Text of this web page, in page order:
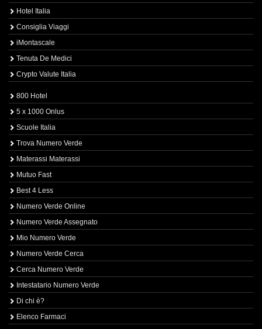
Hotel Italia
Consiglia Viaggi
iMontascale
Tenuta De Medici
Crypto Valute Italia
800 Hotel
5 x 1000 Onlus
Scuole Italia
Trova Numero Verde
Materassi Materassi
Mutuo Fast
Best 4 Less
Numero Verde Online
Numero Verde Assegnato
Mio Numero Verde
Numero Verde Cerca
Cerca Numero Verde
Intestatario Numero Verde
Di chi è?
Elenco Farmaci